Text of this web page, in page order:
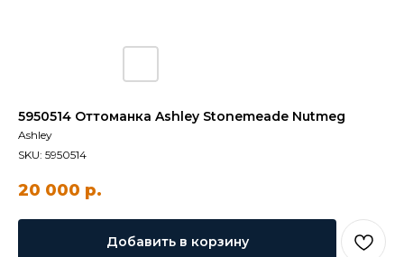
5950514 Оттоманка Ashley Stonemeade Nutmeg
Ashley
SKU: 5950514
20 000 р.
Добавить в корзину